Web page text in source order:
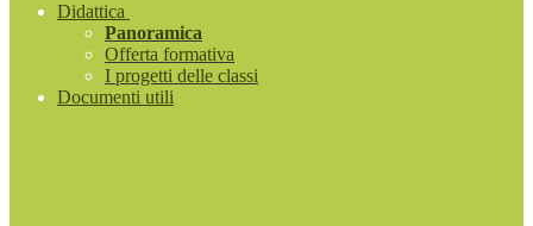
Didattica
Panoramica
Offerta formativa
I progetti delle classi
Documenti utili